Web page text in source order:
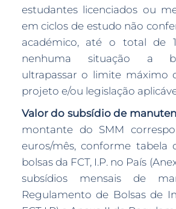
estudantes licenciados ou
em ciclos de estudo não
académico, até o total de
nenhuma situação a
ultrapassar o limite máximo
projeto e/ou legislação
Valor do subsídio de
montante do SMM
euros/mês, conforme tabela
bolsas da FCT, I.P. no País
subsídios mensais de
Regulamento de Bolsas de